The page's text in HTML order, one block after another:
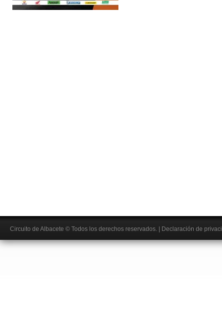
Circuito de Albacete © Todos los derechos reservados. Declaración de